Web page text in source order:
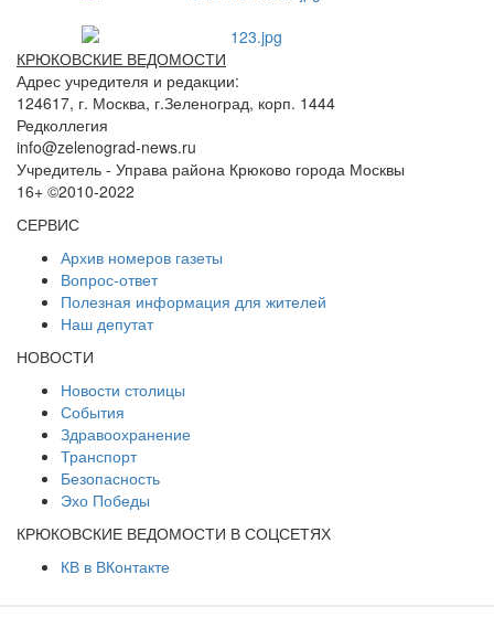
КРЮКОВСКИЕ ВЕДОМОСТИ
Адрес учредителя и редакции:
124617, г. Москва, г.Зеленоград, корп. 1444
Редколлегия
info@zelenograd-news.ru
Учредитель - Управа района Крюково города Москвы
16+ ©2010-2022
СЕРВИС
Архив номеров газеты
Вопрос-ответ
Полезная информация для жителей
Наш депутат
НОВОСТИ
Новости столицы
События
Здравоохранение
Транспорт
Безопасность
Эхо Победы
КРЮКОВСКИЕ ВЕДОМОСТИ В СОЦСЕТЯХ
КВ в ВКонтакте